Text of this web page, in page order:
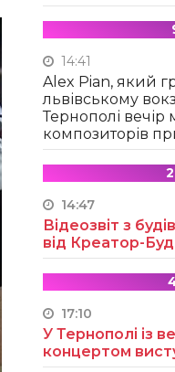
14:41
Alex Pian, який
львівському
Тернополі
композиторів
14:47
Відеозвіт з
від Креатор-
17:10
У Тернополі із
концертом